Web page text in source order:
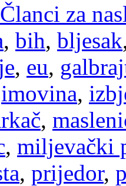
Članci za
, bih, bljesak
, eu,
imovina,
,
, miljevački
, prijedor,